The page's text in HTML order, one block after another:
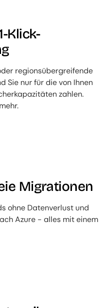
Klick-
regionsübergreifende
Sie nur für die von Ihnen
zahlen.
Migrationen
ohne Datenverlust und
Azure - alles mit einem